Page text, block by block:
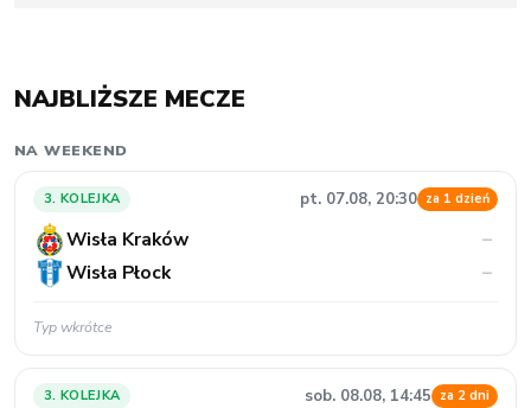
NAJBLIŻSZE MECZE
NA WEEKEND
3. KOLEJKA pt. 07.08, 20:30 za 1 dzień
Wisła Kraków
–
Wisła Płock
–
Typ wkrótce
3. KOLEJKA sob. 08.08, 14:45 za 2 dni